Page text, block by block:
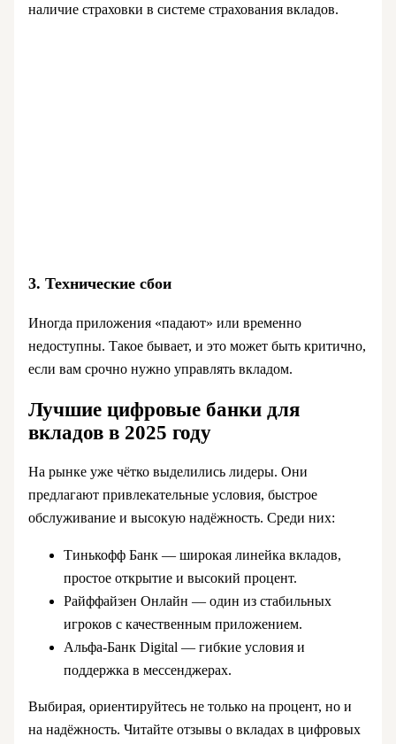
наличие страховки в системе страхования вкладов.
3. Технические сбои
Иногда приложения «падают» или временно
недоступны. Такое бывает, и это может быть критично,
если вам срочно нужно управлять вкладом.
Лучшие цифровые банки для
вкладов в 2025 году
На рынке уже чётко выделились лидеры. Они
предлагают привлекательные условия, быстрое
обслуживание и высокую надёжность. Среди них:
Тинькофф Банк — широкая линейка вкладов,
простое открытие и высокий процент.
Райффайзен Онлайн — один из стабильных
игроков с качественным приложением.
Альфа-Банк Digital — гибкие условия и
поддержка в мессенджерах.
Выбирая, ориентируйтесь не только на процент, но и
на надёжность. Читайте отзывы о вкладах в цифровых